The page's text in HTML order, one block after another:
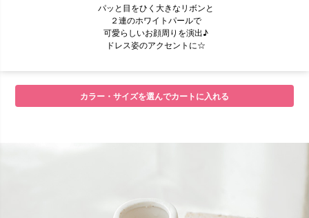
パッと目をひく大きなリボンと
２連のホワイトパールで
可愛らしいお顔周りを演出♪
ドレス姿のアクセントに☆
■サイズ
カラー・サイズを選んでカートに入れる